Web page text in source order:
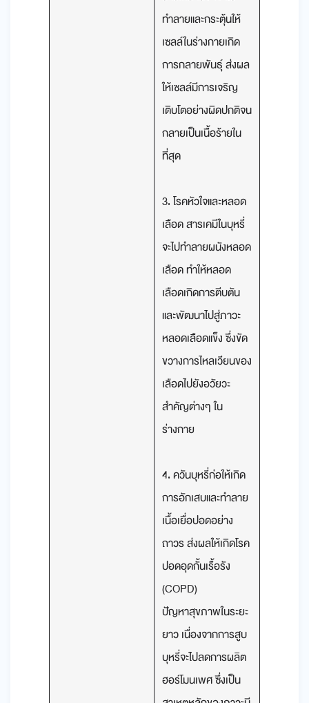
ทำลายและกระตุ้นให้
เซลล์ในร่างกายเกิด
การกลายพันธุ์ ส่งผล
ให้เซลล์มีการเจริญ
เติบโตอย่างผิดปกติจน
กลายเป็นเนื้อร้ายใน
ที่สุด
3. โรคหัวใจและหลอด
เลือด สารเคมีในบุหรี่
จะไปทำลายผนังหลอด
เลือด ทำให้หลอด
เลือดเกิดการตีบตัน
และพัฒนาไปสู่ภาวะ
หลอดเลือดแข็ง ซึ่งขัด
ขวางการไหลเวียนของ
เลือดไปยังอวัยวะ
สำคัญต่างๆ ใน
ร่างกาย
4. ควันบุหรี่ก่อให้เกิด
การอักเสบและทำลาย
เนื้อเยื่อปอดอย่าง
ถาวร ส่งผลให้เกิดโรค
ปอดอุดกั้นเรื้อรัง
(COPD)
ปัญหาสุขภาพในระยะ
ยาว เนื่องจากการสูบ
บุหรี่จะไปลดการผลิต
ฮอร์โมนเพศ ซึ่งเป็น